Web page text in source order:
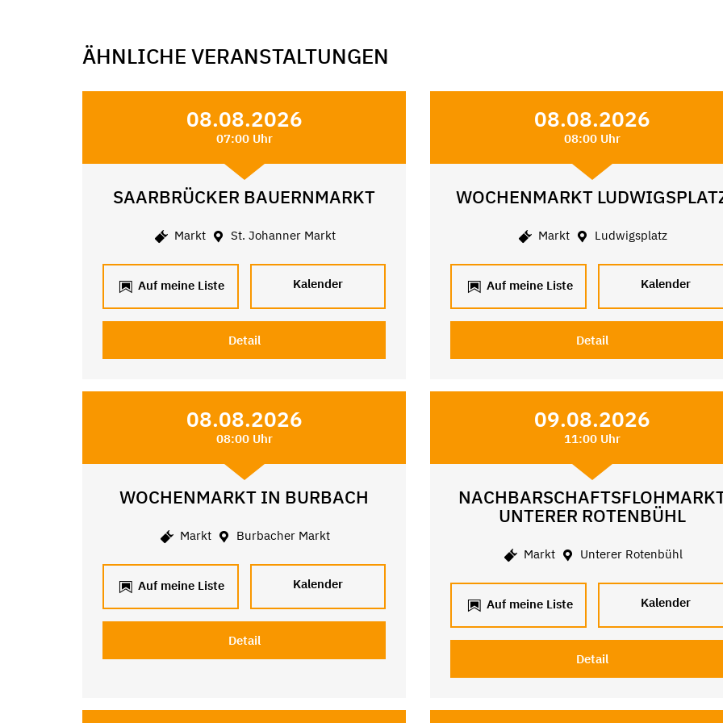
ÄHNLICHE VERANSTALTUNGEN
08.08.2026
07:00 Uhr
SAARBRÜCKER BAUERNMARKT
Markt St. Johanner Markt
Auf meine Liste Kalender
Detail
08.08.2026
08:00 Uhr
WOCHENMARKT
Markt Ludwigsplatz
Auf meine Liste Kalender
Detail
08.08.2026
08:00 Uhr
WOCHENMARKT IN BURBACH
Markt Burbacher Markt
Auf meine Liste Kalender
Detail
09.08.2026
11:00 Uhr
UNTERER ROTENBÜHL
Markt Unterer Rotenbühl
Auf meine Liste Kalender
Detail